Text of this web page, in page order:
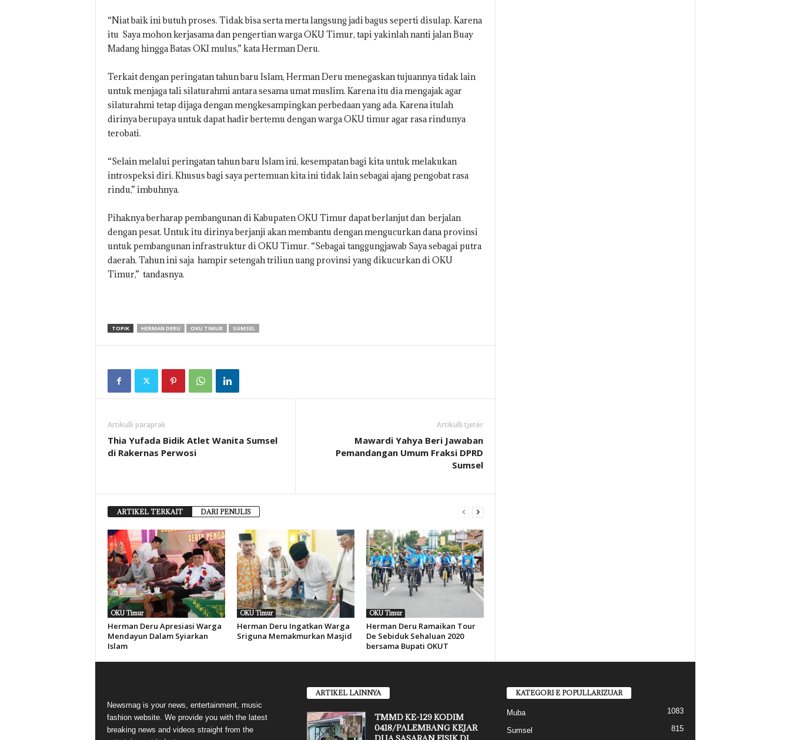
“Niat baik ini butuh proses. Tidak bisa serta merta langsung jadi bagus seperti disulap. Karena
itu Saya mohon kerjasama dan pengertian warga OKU Timur, tapi yakinlah nanti jalan Buay
Madang hingga Batas OKI mulus,” kata Herman Deru.
Terkait dengan peringatan tahun baru Islam, Herman Deru menegaskan tujuannya tidak lain
untuk menjaga tali silaturahmi antara sesama umat muslim. Karena itu dia mengajak agar
silaturahmi tetap dijaga dengan mengkesampingkan perbedaan yang ada. Karena itulah
dirinya berupaya untuk dapat hadir bertemu dengan warga OKU timur agar rasa rindunya
terobati.
“Selain melalui peringatan tahun baru Islam ini, kesempatan bagi kita untuk melakukan
introspeksi diri. Khusus bagi saya pertemuan kita ini tidak lain sebagai ajang pengobat rasa
rindu,” imbuhnya.
Pihaknya berharap pembangunan di Kabupaten OKU Timur dapat berlanjut dan berjalan
dengan pesat. Untuk itu dirinya berjanji akan membantu dengan mengucurkan dana provinsi
untuk pembangunan infrastruktur di OKU Timur. “Sebagai tanggungjawab Saya sebagai putra
daerah. Tahun ini saja hampir setengah triliun uang provinsi yang dikucurkan di OKU
Timur,” tandasnya.
TOPIK HERMAN DERU OKU TIMUR SUMSEL
Artikulli paraprak
Thia Yufada Bidik Atlet Wanita Sumsel
di Rakernas Perwosi
Artikulli tjetër
Mawardi Yahya Beri Jawaban
Pemandangan Umum Fraksi DPRD
Sumsel
ARTIKEL TERKAIT DARI PENULIS
OKU Timur
Herman Deru Apresiasi Warga
Mendayun Dalam Syiarkan
Islam
OKU Timur
Herman Deru Ingatkan Warga
Sriguna Memakmurkan Masjid
OKU Timur
Herman Deru Ramaikan Tour
De Sebiduk Sehaluan 2020
bersama Bupati OKUT
Newsmag is your news, entertainment, music
fashion website. We provide you with the latest
breaking news and videos straight from the
ARTIKEL LAINNYA
TMMD KE-129 KODIM
0418/PALEMBANG KEJAR
KATEGORI E POPULLARIZUAR
Muba 1083
Sumsel 815